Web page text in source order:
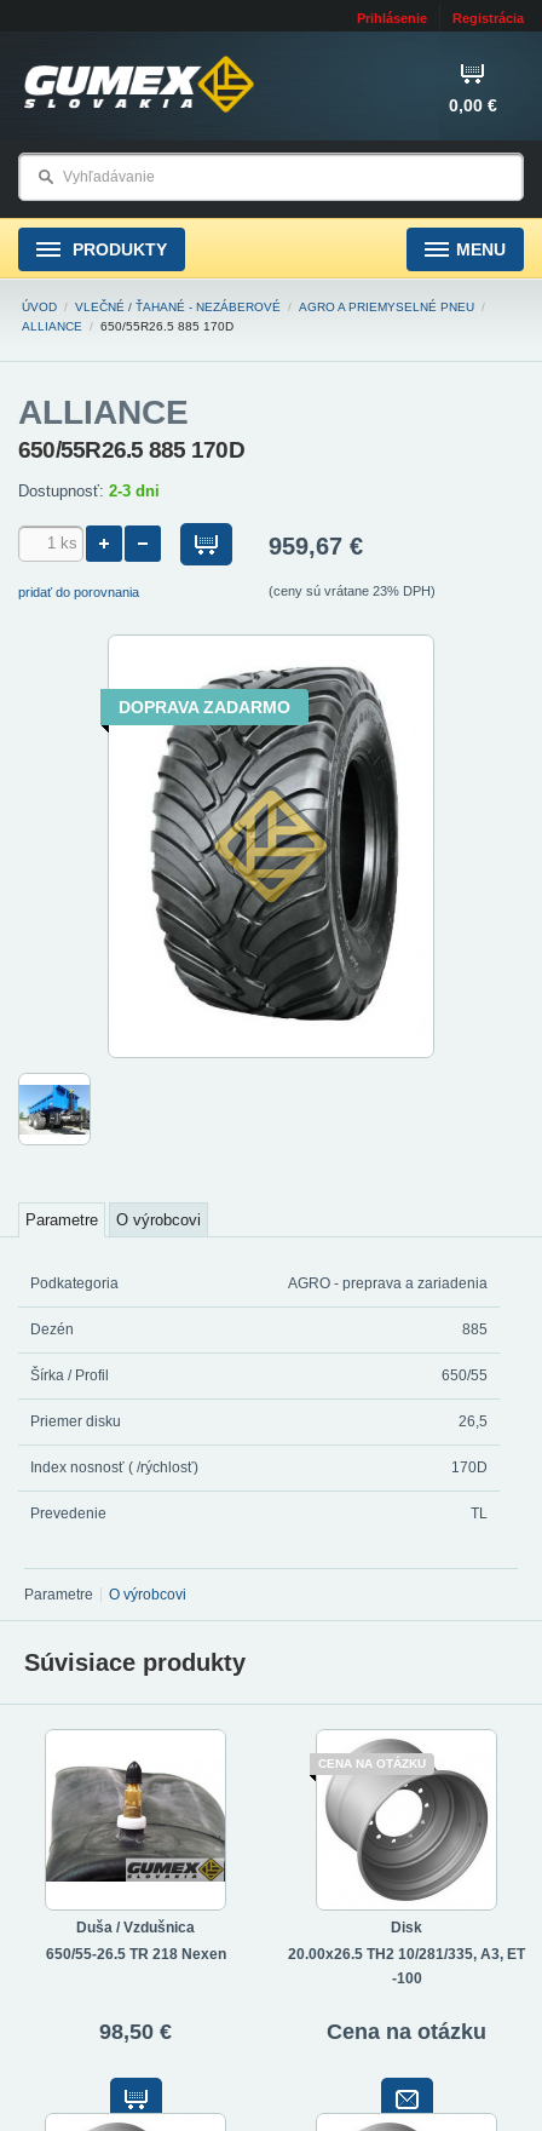
Prihlásenie Registrácia
0,00 €
PRODUKTY MENU
ÚVOD / VLEČNÉ / ŤAHANÉ - NEZÁBEROVÉ / AGRO A PRIEMYSELNÉ PNEU /
ALLIANCE
/ 650/55R26.5 885 170D
ALLIANCE
650/55R26.5 885 170D
Dostupnosť: 2-3 dni
pridať do porovnania
959,67 €
(ceny sú vrátane 23% DPH)
DOPRAVA ZADARMO
Parametre O výrobcovi
Podkategoria AGRO - preprava a zariadenia
Dezén 885
Šírka / Profil 650/55
Priemer disku 26,5
Index nosnosť ( /rýchlosť) 170D
Prevedenie TL
Parametre O výrobcovi
Súvisiace produkty
Duša / Vzdušnica
650/55-26.5 TR 218 Nexen
98,50 €
Disk
20.00x26.5 TH2 10/281/335, A3, ET
-100
CENA NA OTÁZKU
Cena na otázku